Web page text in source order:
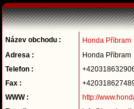
Název obchodu : Honda Příbram
Adresa :
Honda Příbram
Telefon :
Fax :
WWW :
http://